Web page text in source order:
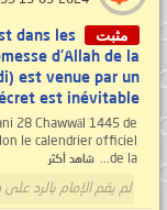
مثبت
dans les
d'Allah de la
est venue par un
est inévitable..
28 Chawwāl 1445 de
le calendrier officiel
de la...
شاهد أكثر
لم يقم الإمام بالرد